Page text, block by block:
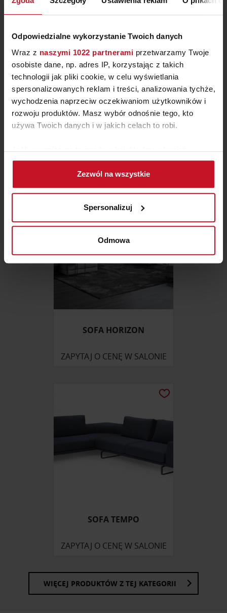
Odpowiedzialne wykorzystanie Twoich danych
Wraz z naszymi 1022 partnerami przetwarzamy Twoje
osobiste dane, np. adres IP, korzystając z takich
technologii jak pliki cookie, w celu wyświetlania
spersonalizowanych reklam i treści, analizowania tychże,
wychodzenia naprzeciw oczekiwaniom użytkowników i
rozwoju produktów. Masz wybór odnośnie tego, kto
używa Twoich danych i w jakich celach to robi.
Jeśli wyrazisz na to zgodę, chcielibyśmy również:
Gromadzić dane dotyczące Twojej lokalizacji
geograficznej z dokładnością nawet do kilku metrów
Identyfikować Twoje urządzenie, aktywnie
(fingerprinting, czyli wirtualny odcisk palca)
Dowiedz się więcej odnośnie tego, jak Twoje osobiste
dane są przetwarzane oraz ustaw własne preferencje w
zmienić lub wycofać swoją zgodę w dowolnej chwili.
Wykorzystujemy pliki cookie do spersonalizowania treści
analizować ruch w naszej witrynie. Informacje o tym, jak
społecznościowym, reklamowym i analitycznym.
otrzymanymi od Ciebie lub uzyskanymi podczas
Zezwól na wszystkie
Spersonalizuj
Odmowa
SOFA HORIZON
ZAPYTAJ O CENĘ W SALONIE
SOFA TEMPO
ZAPYTAJ O CENĘ W SALONIE
WIĘCEJ PRODUKTÓW Z TEJ KATEGORII